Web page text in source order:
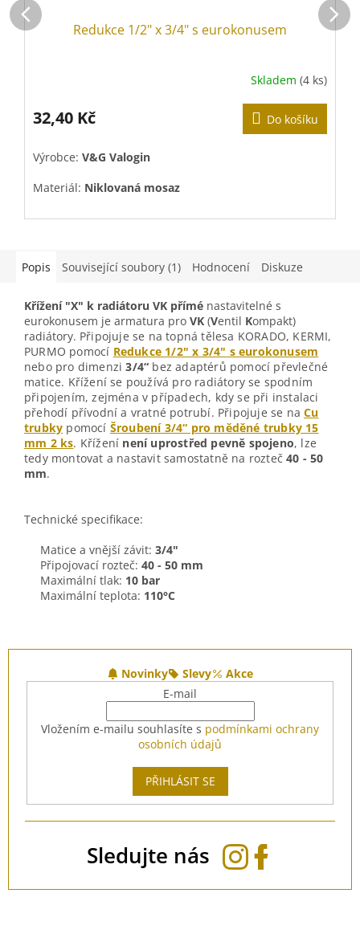
Redukce 1/2" x 3/4" s eurokonusem
Skladem (4 ks)
32,40 Kč Do košíku
Výrobce: V&G Valogin
Materiál: Niklovaná mosaz
Popis Související soubory (1) Hodnocení Diskuze
Křížení "X" k radiátoru VK přímé nastavitelné s
eurokonusem je armatura pro VK (Ventil Kompakt)
radiátory. Připojuje se na topná tělesa KORADO, KERMI,
PURMO pomocí Redukce 1/2" x 3/4" s eurokonusem
nebo pro dimenzi3/4“ bez adaptérů pomocí převlečné
matice. Kříženíse používá pro radiátory se spodním
připojením, zejména v případech, kdy se při instalaci
přehodí přívodní a vratné potrubí. Připojuje se naCu
trubky pomocí Šroubení 3/4“ pro měděné trubky 15
mm 2 ks. Křížení není uprostřed pevně spojeno, lze
tedy montovat a nastavit samostatně na rozteč40 - 50
mm.
Technické specifikace:
Matice a vnější závit: 3/4"
Připojovací rozteč: 40 - 50 mm
Maximální tlak: 10 bar
Maximální teplota: 110°C
Novinky Slevy
Akce
E-mail
Vložením e-mailu souhlasíte s podmínkami ochrany
osobních údajů
PŘIHLÁSIT SE
Sledujte nás